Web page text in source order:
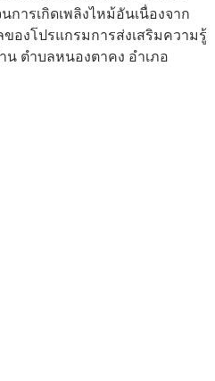
ารเกิดเพลิงไหม้อันเนื่องจาก
องโปรแกรมการส่งเสริมความรู้
ตำบลหนองตาคง อำเภอ